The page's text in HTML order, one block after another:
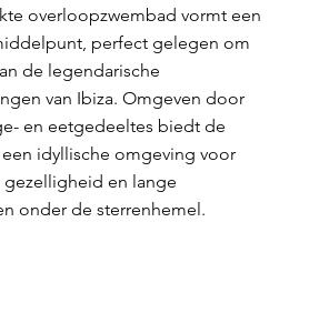
overloopzwembad vormt een
perfect gelegen om
de legendarische
van Ibiza. Omgeven door
en eetgedeeltes biedt de
idyllische omgeving voor
en lange
onder de sterrenhemel.